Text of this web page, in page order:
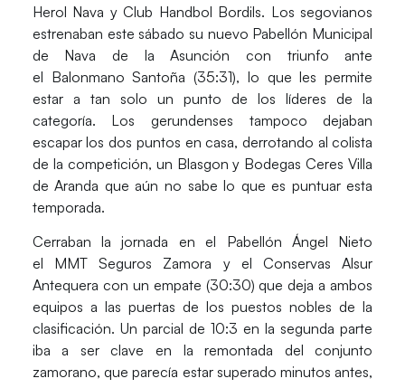
Herol Nava yClub Handbol Bordils. Los segovianos
estrenaban este sábado su nuevo Pabellón Municipal
de Nava de la Asunción con triunfo ante
el Balonmano Santoña (35:31), lo que les permite
estar a tan solo un punto de los líderes de la
categoría. Los gerundenses tampoco dejaban
escapar los dos puntos en casa, derrotando al colista
de la competición, un Blasgon y Bodegas Ceres Villa
de Aranda que aún no sabe lo que es puntuar esta
temporada.
Cerraban la jornada en el Pabellón Ángel Nieto
el MMT Seguros Zamora y el Conservas Alsur
Antequera con un empate (30:30) que deja a ambos
equipos a las puertas de los puestos nobles de la
clasificación. Un parcial de 10:3 en la segunda parte
iba a ser clave en la remontada del conjunto
zamorano, que parecía estar superado minutos antes,